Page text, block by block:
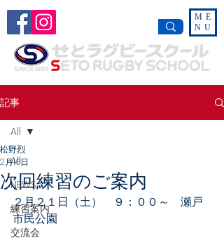
ME
NU
記事
All
NEWS
練習案内
交流会
All
次回練習のご案内
松野烈
2月16日
２月２１日（土）　９：００～　瀬戸
市民公園